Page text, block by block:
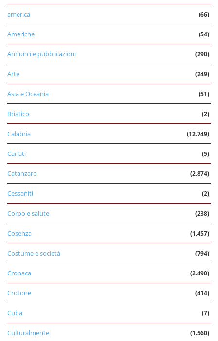
america (66)
Americhe (54)
Annunci e pubblicazioni (290)
Arte (249)
Asia e Oceania (51)
Briatico (2)
Calabria (12.749)
Cariati (5)
Catanzaro (2.874)
Cessaniti (2)
Corpo e salute (238)
Cosenza (1.457)
Costume e società (794)
Cronaca (2.490)
Crotone (414)
Cuba (7)
Culturalmente (1.560)